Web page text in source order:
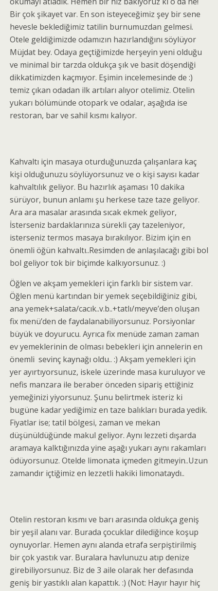
Bir çok şikayet var. En son isteyeceğimiz şey bir sene
hevesle beklediğimiz tatilin burnumuzdan gelmesi.
Otele geldiğimizde odamızın hazırlandığını söylüyor
Müjdat bey. Odaya geçtiğimizde herşeyin yeni olduğu
ve minimal bir tarzda oldukça şık ve basit döşendiği
dikkatimizden kaçmıyor. Eşimin incelemesinde de :)
temiz çıkan odadan ilk artıları alıyor otelimiz. Otelin
yukarı bölümünde otopark ve odalar, aşağıda ise
restoran, bar ve sahil kısmı kalıyor.
Kahvaltı için masaya oturduğunuzda çalışanlara kaç
kişi olduğunuzu söylüyorsunuz ve o kişi sayısı kadar
kahvaltılık geliyor. Bu hazırlık aşaması 10 dakika
sürüyor, bunun anlamı şu herkese taze taze geliyor.
Ara ara masalar arasında sıcak ekmek geliyor,
İsterseniz bardaklarınıza sürekli çay tazeleniyor,
isterseniz termos masaya bırakılıyor. Bizim için en
önemli öğün kahvaltı..Resimden de anlaşılacağı gibi bol
bol geliyor tok bir biçimde kalkıyorsunuz. :)
Öğlen ve akşam yemekleri için farklı bir sistem var.
Öğlen menü kartından bir yemek seçebildiğiniz gibi,
ana yemek+salata/cacık..v.b..+tatlı/meyve’den oluşan
fix menü’den de faydalanabiliyorsunuz. Porsiyonlar
büyük ve doyurucu. Ayrıca fix menüde zaman zaman
ev yemeklerinin de olması bebekleri için annelerin en
önemli sevinç kaynağı oldu.. :) Akşam yemekleri için
yer ayırtıyorsunuz, iskele üzerinde masa kuruluyor ve
nefis manzara ile beraber önceden sipariş ettiğiniz
yemeğinizi yiyorsunuz. Şunu belirtmek isteriz ki
bugüne kadar yediğimiz en taze balıkları burada yedik.
Fiyatlar ise; tatil bölgesi, zaman ve mekan
düşünüldüğünde makul geliyor. Aynı lezzeti dışarda
aramaya kalktığınızda yine aşağı yukarı aynı rakamları
ödüyorsunuz. Otelde limonata içmeden gitmeyin..Uzun
zamandır içtiğimiz en lezzetli hakiki limonataydı..
Otelin restoran kısmı ve barı arasında oldukça geniş
bir yeşil alanı var. Burada çocuklar dilediğince koşup
oynuyorlar. Hemen aynı alanda etrafa serpiştirilmiş
bir çok yastık var. Buralara havlunuzu atıp denize
girebiliyorsunuz. Biz de 3 aile olarak her defasında
geniş bir yastıklı alan kapattık. :) (Not: Hayır hayır hiç